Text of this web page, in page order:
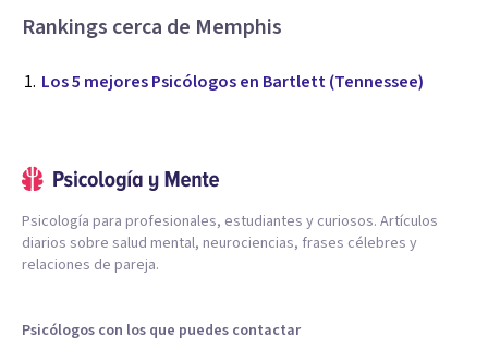
Rankings cerca de Memphis
Los 5 mejores Psicólogos en Bartlett (Tennessee)
Psicología para profesionales, estudiantes y curiosos. Artículos
diarios sobre salud mental, neurociencias, frases célebres y
relaciones de pareja.
Psicólogos con los que puedes contactar